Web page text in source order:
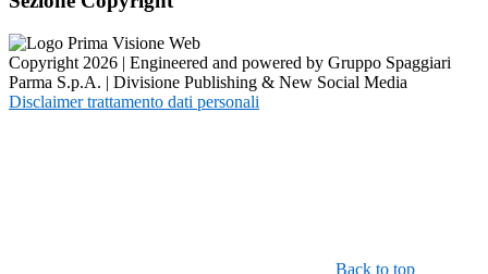
Copyright 2026 | Engineered and powered by Gruppo Spaggiari
Parma S.p.A. | Divisione Publishing & New Social Media
Disclaimer trattamento dati personali
Back to top